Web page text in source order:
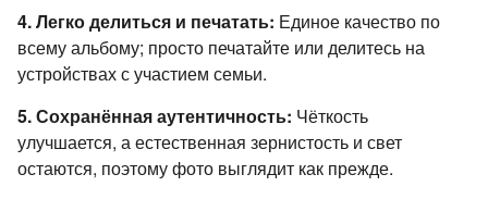
4. Легко делиться и печатать: Единое качество по
всему альбому; просто печатайте или делитесь на
устройствах с участием семьи.
5. Сохранённая аутентичность: Чёткость
улучшается, а естественная зернистость и свет
остаются, поэтому фото выглядит как прежде.